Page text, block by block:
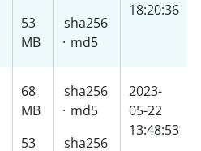
53
MB
sha256
· md5
18:20:36
68
MB
53
sha256
· md5
sha256
2023-
05-22
13:48:53